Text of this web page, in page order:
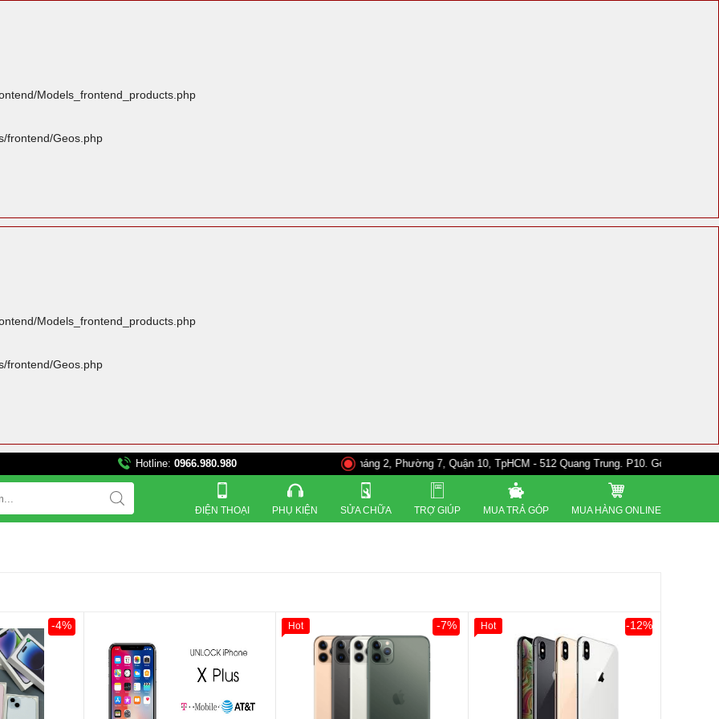
Models_frontend_products.php
frontend/Geos.php
Models_frontend_products.php
frontend/Geos.php
Hotline: 0966.980.980821 Đường 3 tháng 2, Phường 7, Quận 10, TpHCM - 512 Quang Trung. P10. Gò Vấp - 528A Trường
ĐIỆN THOẠI PHỤ KIỆN SỬA CHỮA TRỢ GIÚP MUA TRẢ GÓP MUA HÀNG ONLINE
Khách Hàng
-4%
Giảm 100.000đ
Khách Hàng
Thân Thiết
-7%
Hot
Giảm 100.000đ
Khách Hàng
Thân Thiết
Tặng
-12%
Hot